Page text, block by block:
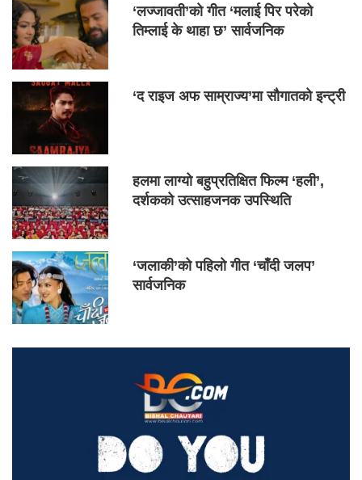
‘लज्जावती’को गीत ‘मलाई पिर परेको
तिम्लाई के थाहा छ’ सार्वजनिक
‘द राइज अफ साम्राज्य’मा सौगातको इन्ट्री
हलमा लाग्यो बहुप्रतिक्षित फिल्म ‘हली’,
दर्शकको उत्साहजनक उपस्थिति
‘जलाकी’को पहिलो गीत ‘चाँदी जलप’
सार्वजनिक